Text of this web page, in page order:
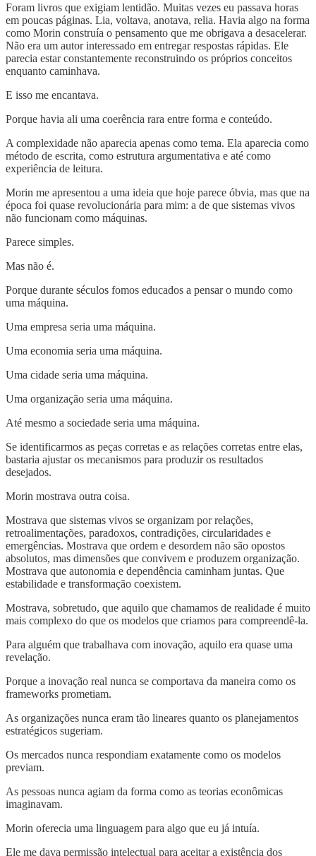
Foram livros que exigiam lentidão. Muitas vezes eu passava horas
em poucas páginas. Lia, voltava, anotava, relia. Havia algo na forma
como Morin construía o pensamento que me obrigava a desacelerar.
Não era um autor interessado em entregar respostas rápidas. Ele
parecia estar constantemente reconstruindo os próprios conceitos
enquanto caminhava.
E isso me encantava.
Porque havia ali uma coerência rara entre forma e conteúdo.
A complexidade não aparecia apenas como tema. Ela aparecia como
método de escrita, como estrutura argumentativa e até como
experiência de leitura.
Morin me apresentou a uma ideia que hoje parece óbvia, mas que na
época foi quase revolucionária para mim: a de que sistemas vivos
não funcionam como máquinas.
Parece simples.
Mas não é.
Porque durante séculos fomos educados a pensar o mundo como
uma máquina.
Uma empresa seria uma máquina.
Uma economia seria uma máquina.
Uma cidade seria uma máquina.
Uma organização seria uma máquina.
Até mesmo a sociedade seria uma máquina.
Se identificarmos as peças corretas e as relações corretas entre elas,
bastaria ajustar os mecanismos para produzir os resultados
desejados.
Morin mostrava outra coisa.
Mostrava que sistemas vivos se organizam por relações,
retroalimentações, paradoxos, contradições, circularidades e
emergências. Mostrava que ordem e desordem não são opostos
absolutos, mas dimensões que convivem e produzem organização.
Mostrava que autonomia e dependência caminham juntas. Que
estabilidade e transformação coexistem.
Mostrava, sobretudo, que aquilo que chamamos de realidade é muito
mais complexo do que os modelos que criamos para compreendê-la.
Para alguém que trabalhava com inovação, aquilo era quase uma
revelação.
Porque a inovação real nunca se comportava da maneira como os
frameworks prometiam.
As organizações nunca eram tão lineares quanto os planejamentos
estratégicos sugeriam.
Os mercados nunca respondiam exatamente como os modelos
previam.
As pessoas nunca agiam da forma como as teorias econômicas
imaginavam.
Morin oferecia uma linguagem para algo que eu já intuía.
Ele me dava permissão intelectual para aceitar a existência dos